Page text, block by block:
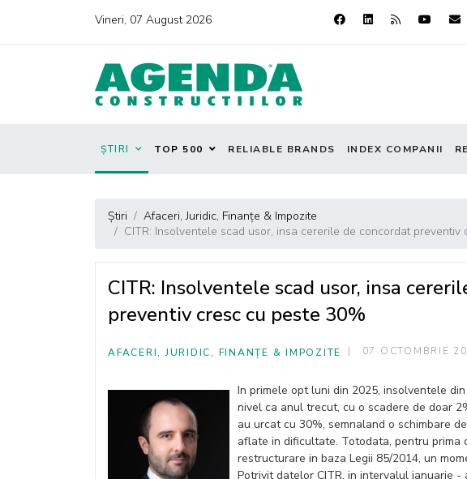
Vineri, 07 August 2026
ȘTIRI TOP 500 RELIABLE BRANDS INDEX COMPANII
Știri
Afaceri, Juridic, Finanțe & Impozite
CITR: Insolventele scad usor, insa cererile de concordat preventiv
CITR: Insolventele scad usor, insa
preventiv cresc cu peste 30%
AFACERI, JURIDIC, FINANȚE & IMPOZITE 07 OCTOMBRIE
In primele opt luni din 2025, insolventele
nivel ca anul trecut, cu o scadere de doar
au urcat cu 30%, semnaland o schimbare
aflate in dificultate. Totodata, pentru prima
restructurare in baza Legii 85/2014, un
Potrivit datelor CITR, in intervalul ianuarie